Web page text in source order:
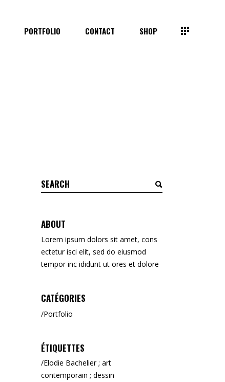
PORTFOLIO CONTACT SHOP
Search
for:
ABOUT
Lorem ipsum dolors sit amet, cons
ectetur isci elit, sed do eiusmod
tempor inc ididunt ut ores et dolore
CATÉGORIES
Portfolio
ÉTIQUETTES
Elodie Bachelier ; art
contemporain ; dessin